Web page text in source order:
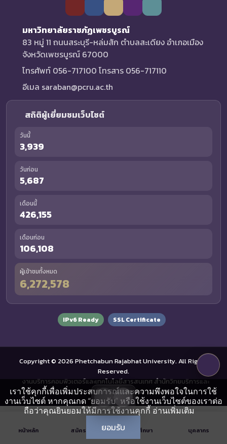
มหาวิทยาลัยราชภัฏเพชรบูรณ์
83 หมู่ 11 ถนนสระบุรี-หล่มสัก ตำบลสะเดียง อำเภอเมือง
จังหวัดเพชรบูรณ์ 67000
โทรศัพท์ 056-717100 โทรสาร 056-717110
อีเมล saraban@pcru.ac.th
สถิติผู้เยี่ยมชมเว็บไซต์
วันนี้
3,939
วันก่อน
5,687
เดือนนี้
426,155
เดือนก่อน
106,108
ผู้เข้าชมทั้งหมด
6,272,578
IPv6 Ready SSL Certificate
Copyright © 2026 Phetchabun Rajabhat University. All Rights
Reserved.
งานบริการคอมพิวเตอร์และเทคโนโลยีสารสนเทศ สำนักวิทยบริการและ
เทคโนโลยีสารสนเทศ
หน้าหลัก สมัครเรียน นักศึกษา บุคลากร
เราใช้คุกกี้เพื่อเพิ่มประสบการณ์และความพึงพอใจในการใช้
งานเว็บไซต์ หากคุณกด “ยอมรับ” หรือใช้งานเว็บไซต์ของเราต่อ
ถือว่าคุณยินยอมให้มีการใช้งานคุกกี้ อ่านเพิ่มเติม
ยอมรับ